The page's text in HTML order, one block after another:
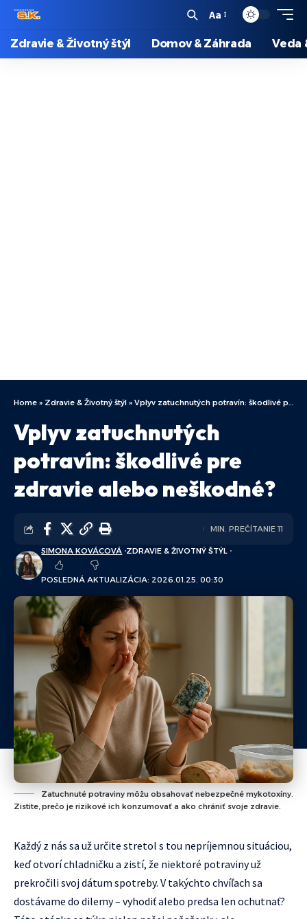
Aa
Zdravie & Životný štýl Domov & Záhrada Veda
Home » Zdravie & Životný štýl » Vplyv zatuchnutých potravín: škodlivé pre zdravie alebo neškodné?
Vplyv zatuchnutých
potravín: škodlivé pre
zdravie alebo neškodné?
POSLEDNÁ AKTUALIZÁCIA: 2026.01.25. 00:30
SIMONA KOVÁCOVÁ ZDRAVIE & ŽIVOTNÝ ŠTÝL
MIN. PREČÍTANIE 11
Zatuchnuté potraviny môžu obsahovať nebezpečné mykotoxíny.
Zistite, prečo je rizikové ich konzumovať a ako chrániť svoje zdravie.
Každý z nás sa už určite stretol s tou nepríjemnou situáciou,
keď otvorí chladničku a zistí, že niektoré potraviny už
prekročili svoj dátum spotreby. V takýchto chvíľach sa
dostávame do dilemy – vyhodiť alebo predsa len ochutnať?